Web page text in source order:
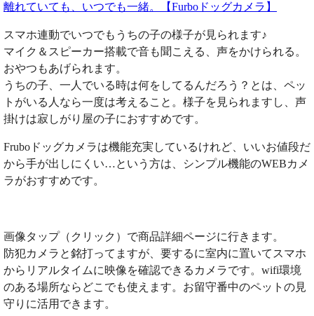
離れていても、いつでも一緒。【Furboドッグカメラ】
スマホ連動でいつでもうちの子の様子が見られます♪
マイク＆スピーカー搭載で音も聞こえる、声をかけられる。
おやつもあげられます。
うちの子、一人でいる時は何をしてるんだろう？とは、ペッ
トがいる人なら一度は考えること。様子を見られますし、声
掛けは寂しがり屋の子におすすめです。
Fruboドッグカメラは機能充実しているけれど、いいお値段だ
から手が出しにくい…という方は、シンプル機能のWEBカメ
ラがおすすめです。
画像タップ（クリック）で商品詳細ページに行きます。
防犯カメラと銘打ってますが、要するに室内に置いてスマホ
からリアルタイムに映像を確認できるカメラです。wifi環境
のある場所ならどこでも使えます。お留守番中のペットの見
守りに活用できます。